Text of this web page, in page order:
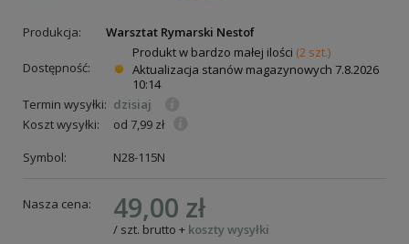
Produkcja: Warsztat Rymarski Nestof
Dostępność:
Produkt w bardzo małej ilości (2 szt.)
Aktualizacja stanów magazynowych 7.8.2026
10:14
Termin wysyłki: dzisiaj
Koszt wysyłki:
od 7,99 zł
Symbol:
N28-115N
Nasza cena: 49,00 zł
/ szt. brutto + koszty wysyłki